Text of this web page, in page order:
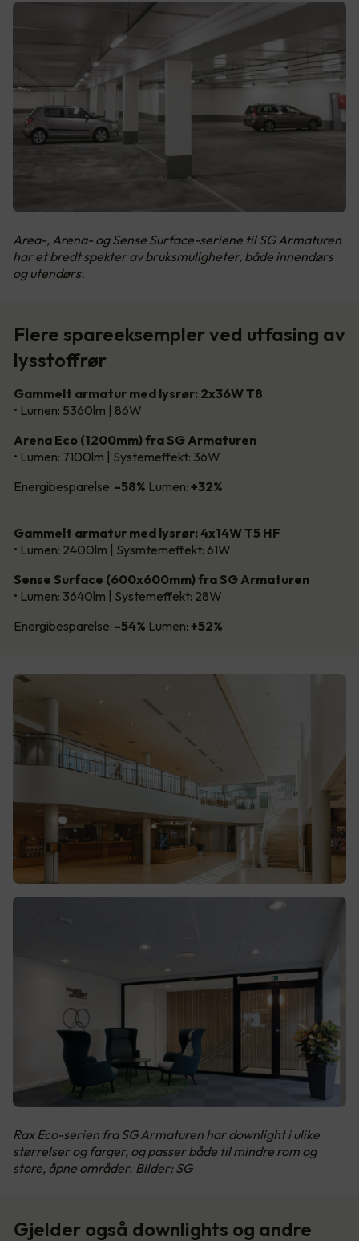
Area-, Arena- og Sense Surface-seriene til SG Armaturen
har et bredt spekter av bruksmuligheter, både innendørs
og utendørs.
Flere spareeksempler ved utfasing av
lysstoffrør
Gammelt armatur med lysrør: 2x36W T8
• Lumen: 5360lm | 86W
Arena Eco (1200mm) fra SG Armaturen
• Lumen: 7100lm | Systemeffekt: 36W
Energibesparelse: -58% Lumen: +32%
Gammelt armatur med lysrør: 4x14W T5 HF
• Lumen: 2400lm | Sysmtemeffekt: 61W
Sense Surface (600x600mm) fra SG Armaturen
• Lumen: 3640lm | Systemeffekt: 28W
Energibesparelse: -54% Lumen: +52%
Rax Eco-serien fra SG Armaturen har downlight i ulike
størrelser og farger, og passer både til mindre rom og
store, åpne områder. Bilder: SG
Gjelder også downlights og andre